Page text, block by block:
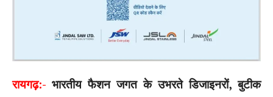
रायगढ़:- भारतीय फैशन जगत के उभरते डिजाइनरों, बुटीक